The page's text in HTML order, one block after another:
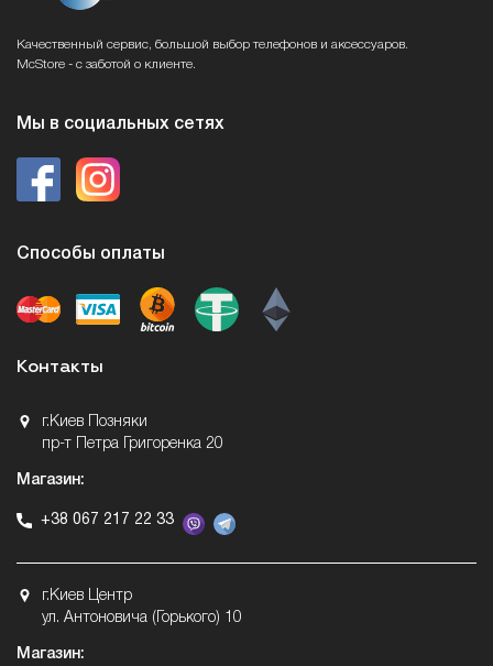
Качественный сервис, большой выбор телефонов и аксессуаров.
McStore - с заботой о клиенте.
Мы в социальных сетях
Способы оплаты
Контакты
г.Киев Позняки
пр-т Петра Григоренка 20
Магазин:
+38 067 217 22 33
г.Киев Центр
ул. Антоновича (Горького) 10
Магазин: